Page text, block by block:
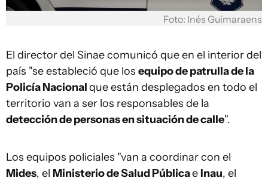
Foto: Inés Guimaraens
El director del Sinae comunicó que en el interior del
país "se estableció que los equipo de patrulla de la
Policía Nacionalque están desplegados en todo el
territorio van a ser los responsables de la
detección de personas en situación de calle".
Los equipos policiales "van a coordinar con el
Mides, el Ministerio de Salud Públicae Inau, el